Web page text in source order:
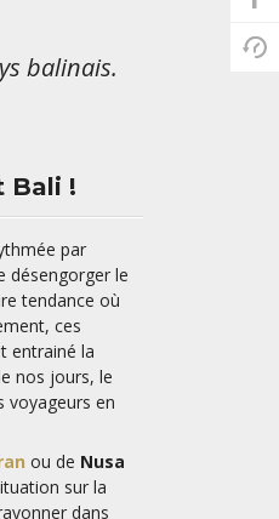
balinais.
Bali !
par
désengorger le
tendance où
ces
entrainé la
nos jours, le
voyageurs en
ou de Nusa
sur la
dans